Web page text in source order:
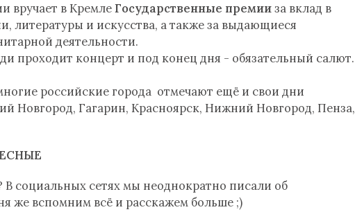
вручает в КремлеГосударственные премииза вклад в
литературы и искусства, а также за выдающиеся
деятельности.
проходит концерт и под конец дня - обязательный салют.
российские города отмечают ещё и свои дни
Новгород, Гагарин, Красноярск, Нижний Новгород, Пенза,
В социальных сетях мы неоднократно писали об
же вспомним всё и расскажем больше ;)